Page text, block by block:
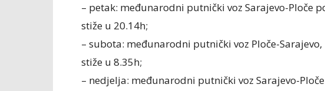
– petak: međunarodni putnički voz Sarajevo-Ploče
stiže u 20.14h;
– subota: međunarodni putnički voz Ploče-
stiže u 8.35h;
– nedjelja: međunarodni putnički voz Sarajevo-